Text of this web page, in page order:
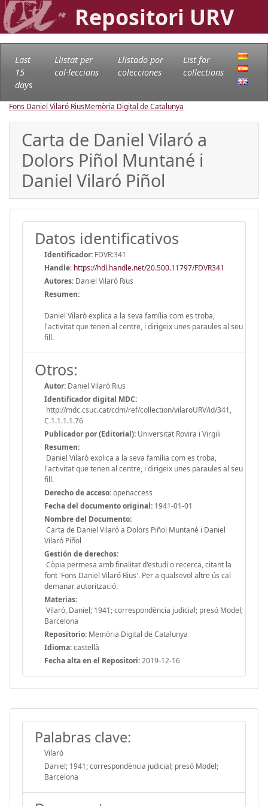
Repositori URV
Last
15
days
Llistat per
col·leccions
Llistado por
colecciones
List for
collections
Fons Daniel Vilaró RiusMemòria Digital de Catalunya
Carta de Daniel Vilaró a
Dolors Piñol Muntané i
Daniel Vilaró Piñol
Datos identificativos
Identificador: FDVR:341
Handle: https://hdl.handle.net/20.500.11797/FDVR341
Autores: Daniel Vilaró Rius
Resumen:
Daniel Vilarò explica a la seva família com es troba,
l'activitat que tenen al centre, i dirigeix unes paraules al seu
fill.
Otros:
Autor: Daniel Vilaró Rius
Identificador digital MDC:
http://mdc.csuc.cat/cdm/ref/collection/vilaroURV/id/341,
C.1.1.1.1.76
Publicador por (Editorial): Universitat Rovira i Virgili
Resumen:
Daniel Vilarò explica a la seva família com es troba,
l'activitat que tenen al centre, i dirigeix unes paraules al seu
fill.
Derecho de acceso:openaccess
Fecha del documento original: 1941-01-01
Nombre del Documento:
Carta de Daniel Vilaró a Dolors Piñol Muntané i Daniel
Vilaró Piñol
Gestión de derechos:
Còpia permesa amb finalitat d'estudi o recerca, citant la
font 'Fons Daniel Vilaró Rius'. Per a qualsevol altre ús cal
demanar autorització.
Materias:
Vilaró, Daniel; 1941; correspondència judicial; presó Model;
Barcelona
Repositorio: Memòria Digital de Catalunya
Idioma:castellà
Fecha alta en el Repositori:2019-12-16
Palabras clave:
Vilaró
Daniel; 1941; correspondència judicial; presó Model;
Barcelona